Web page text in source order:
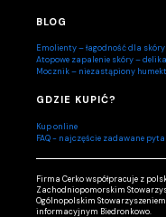
BLOG
Emolienty – łagodność dla skóry
Atopowe zapalenie skóry –
Mocznik – niezastąpiony
GDZIE KUPIĆ?
Kup online
FAQ - najczęście zadawane
Firma Cerko współpracuje z
Zachodniopomorskim
Ogólnopolskim Stowarzyszeniem
informacyjnym Biedronkowo.